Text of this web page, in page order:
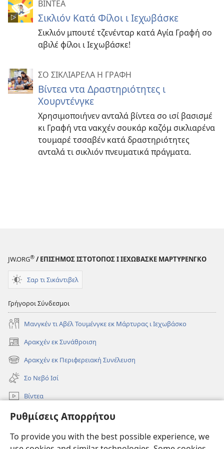
Ρυθμίσεις Απορρήτου
To provide you with the best possible experience, we
ΒΙΝΤΕΑ
Σικλιόν Κατά Φίλοι ι Ιεχωβάσκε
Σικλιόν μπουτέ τζενένταρ κατά Αγία Γραφή σο
αβιλέ φίλοι ι Ιεχωβάσκε!
ΣΟ ΣΙΚΛΙΑΡΕΛΑ Η ΓΡΑΦΗ
Βίντεα ντα Δραστηριότητες ι
Χουρντένγκε
Χρησιμοποιήνεν ανταλά βίντεα σο ισί βασισμέ
κι Γραφή ντα νακχέν σουκάρ καζόμ σικλιαρένα
τουμαρέ τσσαβέν κατά δραστηριότητες
ανταλά τι σικλιόν πνευματικά πράγματα.
JW.ORG® / ΕΠΙΣΗΜΟΣ ΙΣΤΟΤΟΠΟΣ Ι ΙΕΧΩΒΑΣΚΕ ΜΑΡΤΥΡΕΝΓΚΟ
Σαρ τι Σικάντιβελ
Γρήγοροι Σύνδεσμοι
Μανγκέν τι Αβέλ Τουμένγκε εκ Μάρτυρας ι Ιεχωβάσκο
Αρακχέν εκ Συνάθροιση
(ανοίγει
νέο
παράθυρο)
Αρακχέν εκ Περιφερειακή Συνέλευση
(ανοίγει
νέο
παράθυρο)
Σο Νεβό Ισί
Βίντεα
Ρόντεν
Συνεισφορές
(ανοίγει